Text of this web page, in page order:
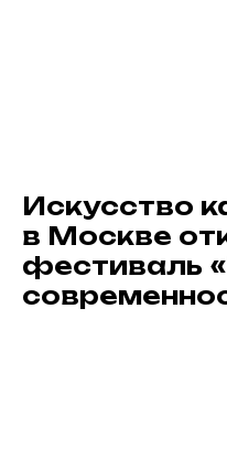
Искусство
в Москве
фестиваль